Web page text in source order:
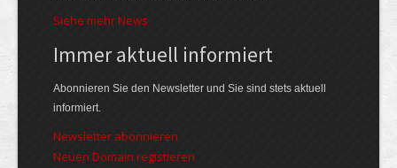
Siehe mehr News
Immer aktuell informiert
Abonnieren Sie den Newsletter und Sie sind stets aktuell
informiert.
Newsletter abonnieren
Neuen Domain registieren